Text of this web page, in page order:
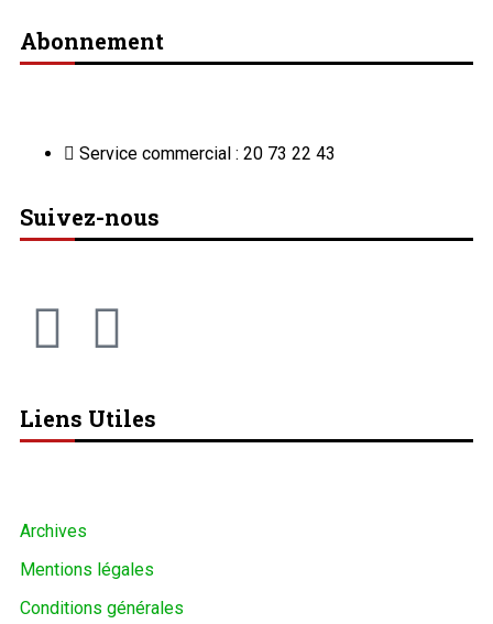
Abonnement
Service commercial : 20 73 22 43
Suivez-nous
Liens Utiles
Archives
Mentions légales
Conditions générales